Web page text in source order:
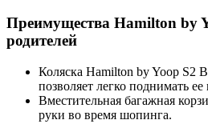
Преимущества Hamilton by
родителей
Коляска Hamilton by Yoop S2
позволяет легко поднимать
Вместительная багажная
руки во время шопинга.